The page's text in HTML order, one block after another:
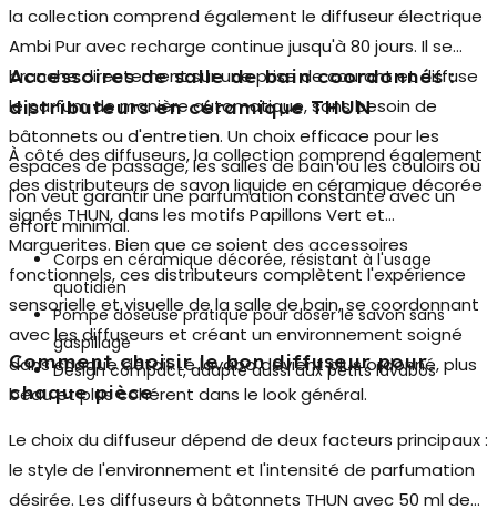
la collection comprend également le diffuseur électrique
Ambi Puravec recharge continue jusqu'à 80 jours. Il se
branche directement sur une prise de courant et diffuse
le parfum de manière automatique, sans besoin de
bâtonnets ou d'entretien. Un choix efficace pour les
espaces de passage, les salles de bain ou les couloirs où
l'on veut garantir une parfumation constante avec un
effort minimal.
Accessoires de salle de bain coordonnés :
distributeurs en céramique THUN
À côté des diffuseurs, la collection comprend également
des distributeurs de savon liquide en céramique décorée
signés THUN, dans les motifs Papillons Vert et
Marguerites. Bien que ce soient des accessoires
fonctionnels, ces distributeurs complètent l'expérience
sensorielle et visuelle de la salle de bain, se coordonnant
avec les diffuseurs et créant un environnement soigné
dans chaque détail. Le lavabo devient plus ordonné, plus
beau et plus cohérent dans le look général.
Corps en céramique décorée, résistant à l'usage
quotidien
Pompe doseuse pratique pour doser le savon sans
gaspillage
Design compact, adapté aussi aux petits lavabos
Comment choisir le bon diffuseur pour
chaque pièce
Le choix du diffuseur dépend de deux facteurs principaux :
le style de l'environnement et l'intensité de parfumation
désirée. Les diffuseurs à bâtonnets THUN avec 50 ml de